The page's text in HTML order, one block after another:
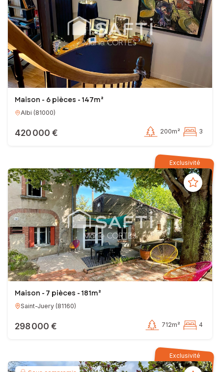
Maison - 6 pièces - 147m²
Albi (81000)
420 000 € 200m² 3
Exclusivité
Maison - 7 pièces - 181m²
Saint-Juery (81160)
298 000 € 712m² 4
Exclusivité